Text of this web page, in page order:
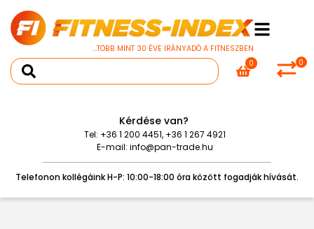
...TÖBB MINT 30 ÉVE IRÁNYADÓ A FITNESZBEN
0
0
Kérdése van?
Tel: +36 1 200 4451, +36 1 267 4921
E-mail: info@pan-trade.hu
Telefonon kollégáink H-P: 10:00-18:00 óra között fogadják hívását.